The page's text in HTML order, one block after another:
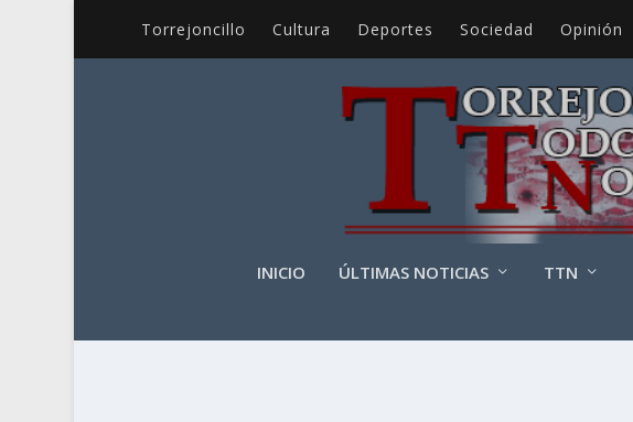
Torrejoncillo Cultura Deportes Sociedad Opinión
INICIO ÚLTIMAS NOTICIAS TTN